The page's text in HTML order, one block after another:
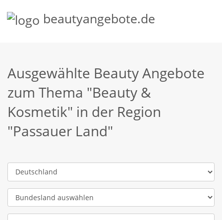
beautyangebote.de
Ausgewählte Beauty Angebote
zum Thema "Beauty &
Kosmetik" in der Region
"Passauer Land"